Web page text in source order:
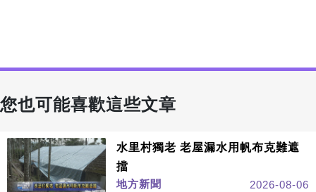
您也可能喜歡這些文章
水里村獨老 老屋漏水用帆布克難遮
擋
地方新聞
2026-08-06